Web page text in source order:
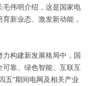
伟明介绍，这是国家电
新业态、激发新动能，
构建新发展格局中，国
靠、绿色智能、互联互
五”期间电网及相关产业